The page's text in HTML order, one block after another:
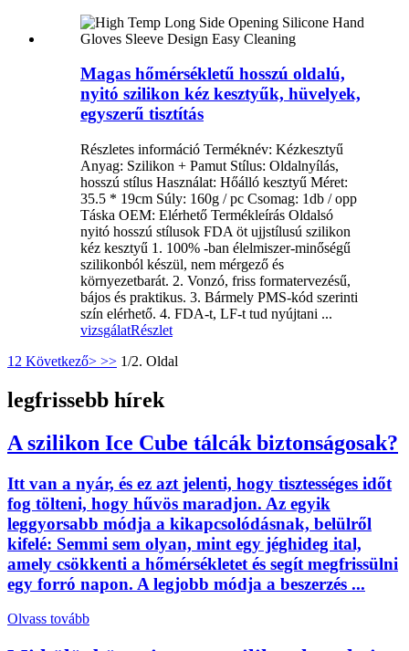
Magas hőmérsékletű hosszú oldalú,
nyitó szilikon kéz kesztyűk, hüvelyek,
egyszerű tisztítás
Részletes információ Terméknév: Kézkesztyű
Anyag: Szilikon + Pamut Stílus: Oldalnyílás,
hosszú stílus Használat: Hőálló kesztyű Méret:
35.5 * 19cm Súly: 160g / pc Csomag: 1db / opp
Táska OEM: Elérhető Termékleírás Oldalsó
nyitó hosszú stílusok FDA öt ujjstílusú szilikon
kéz kesztyű 1. 100% -ban élelmiszer-minőségű
szilikonból készül, nem mérgező és
környezetbarát. 2. Vonzó, friss formatervezésű,
bájos és praktikus. 3. Bármely PMS-kód szerinti
szín elérhető. 4. FDA-t, LF-t tud nyújtani ...
vizsgálatRészlet
1 2 Következő> >> 1/2. Oldal
legfrissebb hírek
A szilikon Ice Cube tálcák biztonságosak?
Itt van a nyár, és ez azt jelenti, hogy tisztességes időt
fog tölteni, hogy hűvös maradjon. Az egyik
leggyorsabb módja a kikapcsolódásnak, belülről
kifelé: Semmi sem olyan, mint egy jéghideg ital,
amely csökkenti a hőmérsékletet és segít megfrissülni
egy forró napon. A legjobb módja a beszerzés ...
Olvass tovább